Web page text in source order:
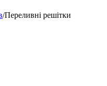
/Переливні решітки